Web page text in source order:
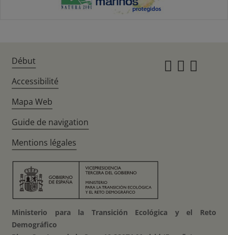
Début
Accessibilité
Mapa Web
Guide de navigation
Mentions légales
Ministerio para la Transición Ecológica y el Reto
Demográfico